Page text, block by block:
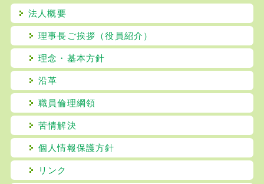
法人概要
理事長ご挨拶（役員紹介）
理念・基本方針
沿革
職員倫理綱領
苦情解決
個人情報保護方針
リンク